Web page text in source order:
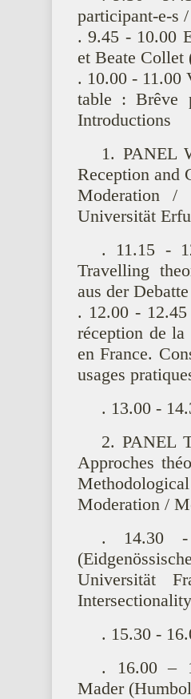
participant-e-s
. 9.45 - 10.00
et Beate Collet
. 10.00 - 11.00
table : Brêve
Introductions
1. PANEL
Reception and
Moderation /
Universität
. 11.15 -
Travelling
aus der
. 12.00 -
réception de la
en France.
usages
. 13.00 -
2. PANEL
Approches
Moderation /
. 14.30 -
Universität
. 15.30 -
. 16.00 –
Mader